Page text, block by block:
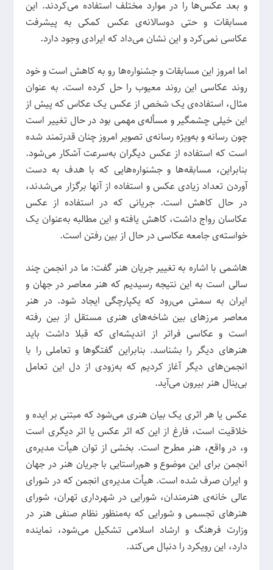
و بعد عکس‌ها را در موارد مختلف استفاده می‌کردند. این
مسابقات و حتی دوسالانه‌ی عکس کمکی به پیشرفت
عکاسی نمی‌کرد و این نشان می‌داد که ایرادی وجود دارد.
اما امروز این مسابقات و جشنواره‌ها رو به کاهش است و خود
روند عکاسی این روند معیوب را حل کرده است. به عنوان
مثال، استفاده‌ی یک شخص از عکس یک عکاس که پیش از
این خیلی چشمگیر و مسأله‌ی مهمی بود در حال تغییر است
چون رسانه و به‌ویژه رسانه‌ی تصویر امروز چنان قدرتمند شده
است که استفاده از عکس دیگران به‌سرعت آشکار می‌شود.
بنابراین، مسابقه‌ها و جشنواره‌هایی که با هدف به دست
آوردن تعداد زیادی عکس و استفاده از آنها برگزار می‌شدند،
در حال کاهش است. جریانی که در استفاده از عکس
عکاسان رواج داشت، کاهش یافته و این مطالبه به‌عنوان یک
خواسته‌ی جامعه عکاسی در حال از بین رفتن است.
هاشمی با اشاره به تغییر جریان هنر گفت: ما در انجمن چند
سالی است به این نتیجه رسیدیم که هنر معاصر در جهان و
ایران به سمتی می‌رود که یکپارچگی ایجاد شود. در هنر
معاصر مرزهای بین شاخه‌های هنری مستقل از بین رفته
است و عکاسی فراتر از اندیشه‌ای که قبلا داشت باید
هنرهای دیگر را بشناسد. بنابراین گفتگوها و تعاملی را با
انجمن‌های دیگر آغاز کردیم که به‌زودی از دل این تعامل
بی‌ینال هنر بیرون می‌آید.
عکس یا هر اثری یک بیان هنری می‌شود که مبتنی بر ایده و
خلاقیت است، فارغ از این که اثر عکس یا اثر دیگری است
و، در واقع، هنر مطرح است. بخشی از توان هیأت مدیره‌ی
انجمن برای این موضوع و هم‌راستایی با جریان هنر در جهان
و ایران صرف شده است. هیأت مدیره‌ی انجمن که در شورای
عالی خانه‌ی هنرمندان، شورایی در شهرداری تهران، شورای
هنرهای تجسمی و شورایی که به‌منظور نظام صنفی هنر در
وزارت فرهنگ و ارشاد اسلامی تشکیل می‌شود، نماینده
دارد، این رویکرد را دنبال می‌کند.